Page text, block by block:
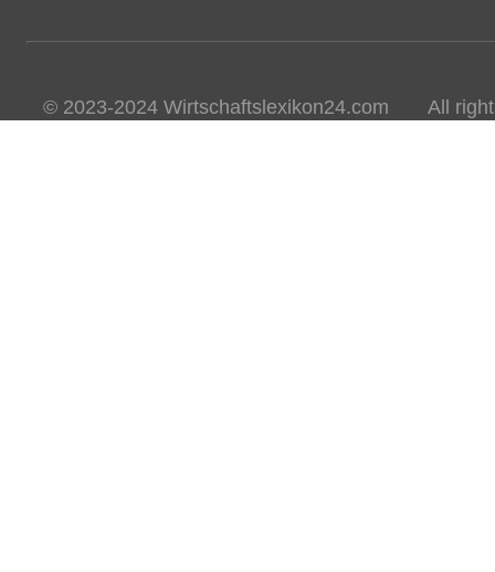
© 2023-2024 Wirtschaftslexikon24.com All